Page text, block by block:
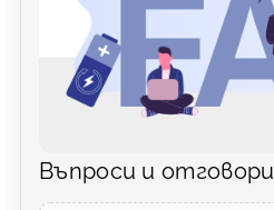
Въпроси и отговори